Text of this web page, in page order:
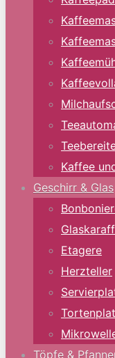
Kaffee
Geschirr & Glas
Etagere
Herzteller
Töpfe &